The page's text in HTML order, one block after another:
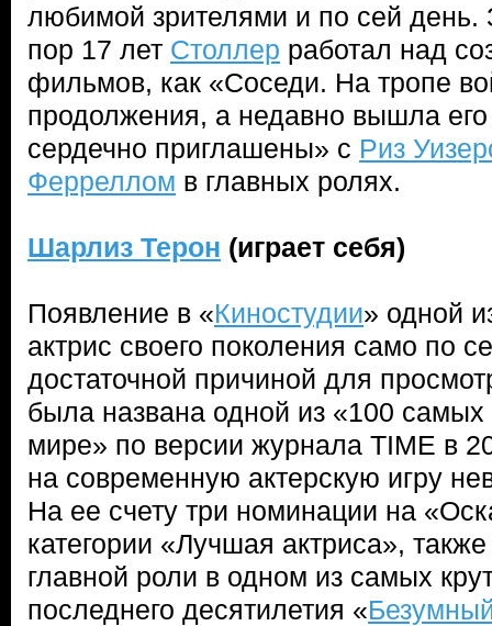
любимой зрителями и по сей
пор 17 лет Столлер работал над
фильмов, как «Соседи. На тропе
продолжения, а недавно вышла
сердечно приглашены» с Риз
Ферреллом в главных ролях.
Шарлиз Терон (играет себя)
Появление в «Киностудии» одной
актрис своего поколения само по
достаточной причиной для
была названа одной из «100
мире» по версии журнала TIME в
на современную актерскую игру
На ее счету три номинации на
категории «Лучшая актриса»,
главной роли в одном из самых
последнего десятилетия «